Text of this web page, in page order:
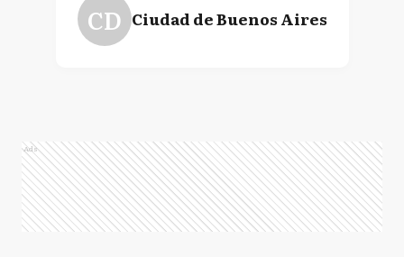
CD Ciudad de Buenos Aires
Ads